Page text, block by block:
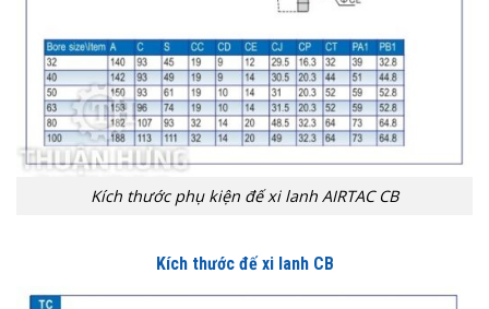
Kích thước phụ kiện đế xi lanh AIRTAC CB
Kích thước đế xi lanh CB